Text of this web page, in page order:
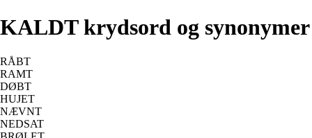
KALDT krydsord og synonymer
RÅBT
RAMT
DØBT
HUJET
NÆVNT
NEDSAT